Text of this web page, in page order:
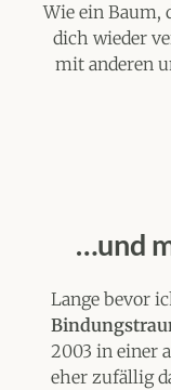
Wie ein Baum,
dich wieder
mit anderen
…und
Lange bevor
2003 in einer
eher zufällig